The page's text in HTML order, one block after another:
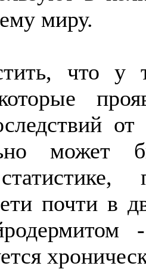
миру.
что у
от
может
почти в